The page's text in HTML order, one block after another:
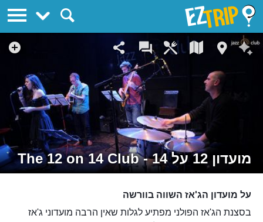
מועדון 12 על 14 - The 12 on 14 Club
על מועדון הג'אז השווה בוורשה
בסצנת הג'אז הפולני מפתיע לגלות שאין הרבה מועדוני ג'אז
EZTrip